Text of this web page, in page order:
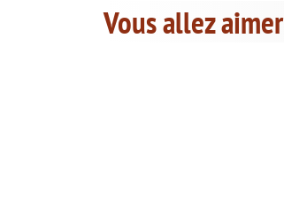
Vous allez aimer